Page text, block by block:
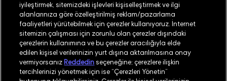
©2026GANT
İşlem Rehberi Site Haritası
iyileştirmek, sitemizdeki işlevleri kişiselleştirmek ve ilgi
alanlarınıza göre özelleştirilmiş reklam/pazarlama
faaliyetleri yürütebilmek için çerezler kullanıyoruz. İnternet
sitemizin çalışması için zorunlu olan çerezler dışındaki
çerezlerin kullanımına ve bu çerezler aracılığıyla elde
edilen kişisel verilerinizin yurt dışına aktarılmasına onay
vermiyorsanız Reddedin seçeneğine; çerezlere ilişkin
tercihlerinizi yönetmek için ise “Çerezleri Yönetin”